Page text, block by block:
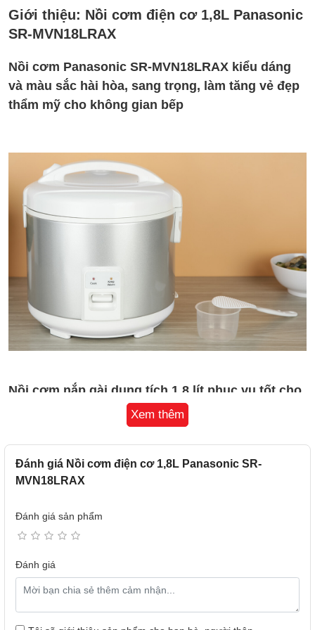
Giới thiệu: Nồi cơm điện cơ 1,8L Panasonic
SR-MVN18LRAX
Nồi cơm Panasonic SR-MVN18LRAX kiểu dáng
và màu sắc hài hòa, sang trọng, làm tăng vẻ đẹp
thẩm mỹ cho không gian bếp
Nồi cơm nắp gài dung tích 1.8 lít phục vụ tốt cho
các gia đình có 4 - 6 thành viên
Xem thêm
Đánh giá Nồi cơm điện cơ 1,8L Panasonic SR-
MVN18LRAX
Đánh giá sản phẩm
Đánh giá